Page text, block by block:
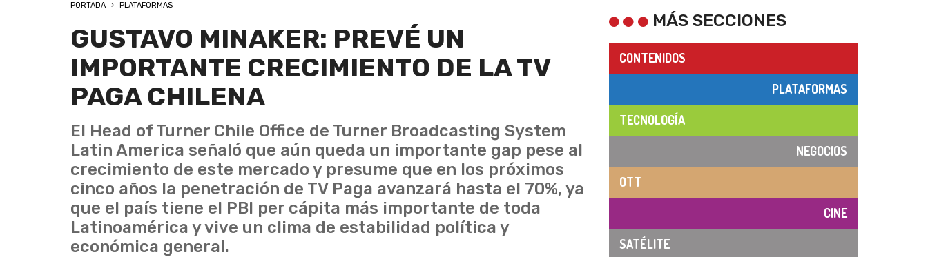
PORTADA PLATAFORMAS
GUSTAVO MINAKER: PREVÉ UN
IMPORTANTE CRECIMIENTO DE LA TV
PAGA CHILENA
El Head of Turner Chile Office de Turner Broadcasting System
Latin America señaló que aún queda un importante gap pese al
crecimiento de este mercado y presume que en los próximos
cinco años la penetración de TV Paga avanzará hasta el 70%, ya
que el país tiene el PBI per cápita más importante de toda
Latinoamérica y vive un clima de estabilidad política y
económica general.
MÁS SECCIONES
CONTENIDOS
PLATAFORMAS
TECNOLOGÍA
NEGOCIOS
OTT
CINE
SATÉLITE